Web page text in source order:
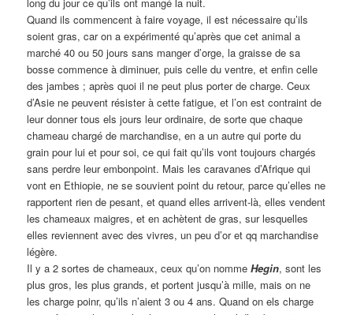
Quand ils commencent à faire voyage, il est nécessaire qu’ils
soient gras, car on a expérimenté qu’après que cet animal a
marché 40 ou 50 jours sans manger d’orge, la graisse de sa
bosse commence à diminuer, puis celle du ventre, et enfin celle
des jambes ; après quoi il ne peut plus porter de charge. Ceux
d’Asie ne peuvent résister à cette fatigue, et l’on est contraint de
leur donner tous els jours leur ordinaire, de sorte que chaque
chameau chargé de marchandise, en a un autre qui porte du
grain pour lui et pour soi, ce qui fait qu’ils vont toujours chargés
sans perdre leur embonpoint. Mais les caravanes d’Afrique qui
vont en Ethiopie, ne se souvient point du retour, parce qu’elles ne
rapportent rien de pesant, et quand elles arrivent-là, elles vendent
les chameaux maigres, et en achètent de gras, sur lesquelles
elles reviennent avec des vivres, un peu d’or et qq marchandise
légère.
Il y a 2 sortes de chameaux, ceux qu’on nommeHegin, sont les
plus gros, les plus grands, et portent jusqu’à mille, mais on ne
les charge poinr, qu’ils n’aient 3 ou 4 ans. Quand on els charge